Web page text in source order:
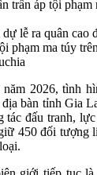
lễ ra quân cao
phạm ma túy
năm 2026, tình
bàn tỉnh Gia
tác đấu tranh,
450 đối tượng